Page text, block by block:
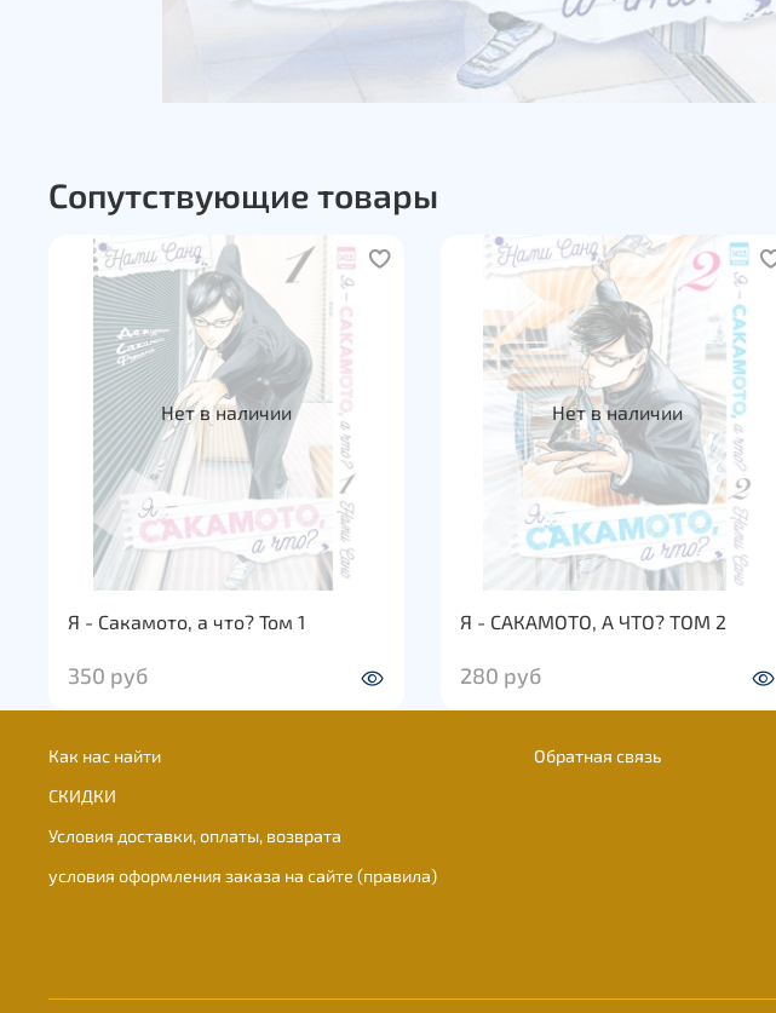
Сопутствующие товары
Нет в наличии
Я - Сакамото, а что? Том 1
350 руб
Нет в наличии
Я - САКАМОТО, А ЧТО? ТОМ 2
280 руб
Как нас найти
СКИДКИ
Условия доставки, оплаты, возврата
условия оформления заказа на сайте (правила)
Обратная связь